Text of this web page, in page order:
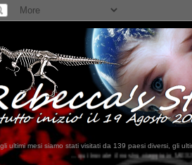
ultimi mesi siamo stati visitati da 139 paesi diversi, gli
viaggio in MESSICO 2023... clikka qui !!!